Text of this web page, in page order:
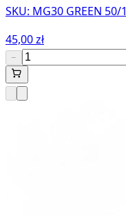
SKU: MG30 GREEN 50/1
45,00 zł
−